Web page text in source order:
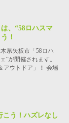
、“58ロハスマ
！
県矢板市「58ロハ
”が開催されます。
アウトドア」！ 会場
こう！ハズレなし